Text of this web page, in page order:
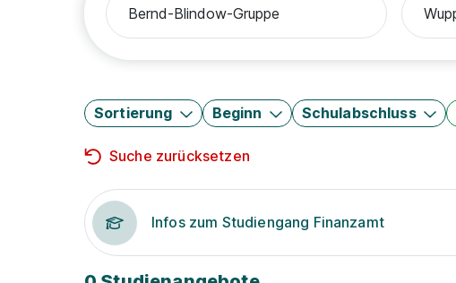
Sortierung Beginn Schulabschluss
Suche zurücksetzen
Infos zum Studiengang Finanzamt